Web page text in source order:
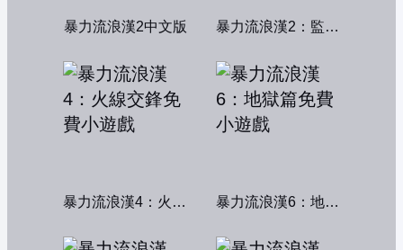
暴力流浪漢2中文版 暴力流浪漢2：監獄風雲
暴力流浪漢4：火線交鋒 暴力流浪漢6：地獄篇